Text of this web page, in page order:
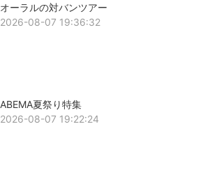
オーラルの対バンツアー
2026-08-07 19:36:32
ABEMA夏祭り特集
2026-08-07 19:22:24